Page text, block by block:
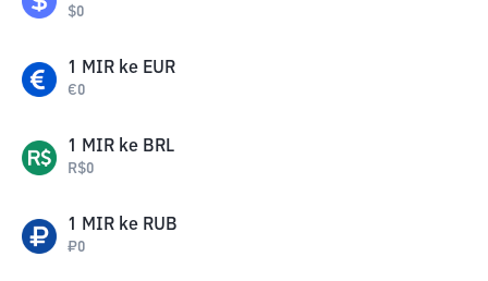
$0
1 MIR ke EUR
€0
1 MIR ke BRL
R$0
1 MIR ke RUB
₽0